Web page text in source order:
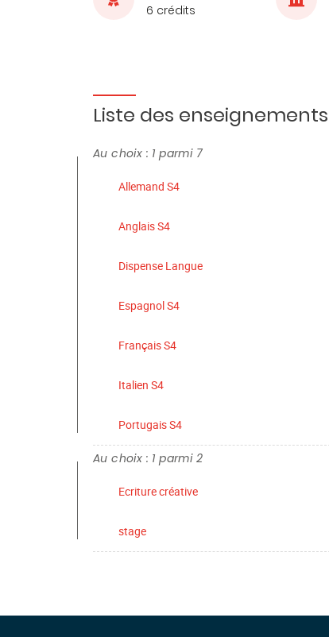
6 crédits
Liste des enseignements
Au choix : 1 parmi 7
Allemand S4
Anglais S4
Dispense Langue
Espagnol S4
Français S4
Italien S4
Portugais S4
Au choix : 1 parmi 2
Ecriture créative
stage